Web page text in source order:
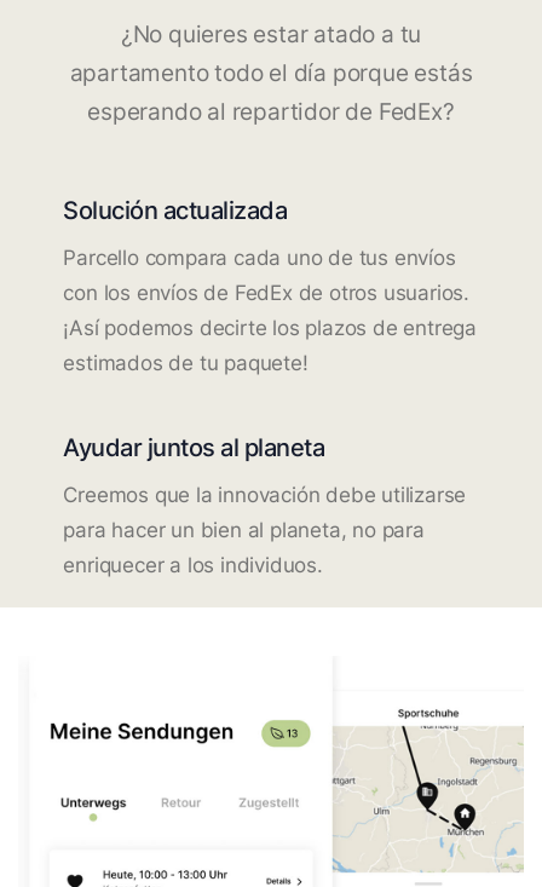
¿No quieres estar atado a tu
apartamento todo el día porque estás
esperando al repartidor de FedEx?
Solución actualizada
Parcello compara cada uno de tus envíos
con los envíos de FedEx de otros usuarios.
¡Así podemos decirte los plazos de entrega
estimados de tu paquete!
Ayudar juntos al planeta
Creemos que la innovación debe utilizarse
para hacer un bien al planeta, no para
enriquecer a los individuos.